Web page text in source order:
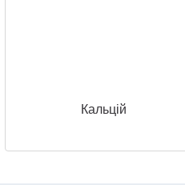
Кальцій